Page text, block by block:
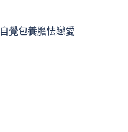
覺包養膽怯戀愛